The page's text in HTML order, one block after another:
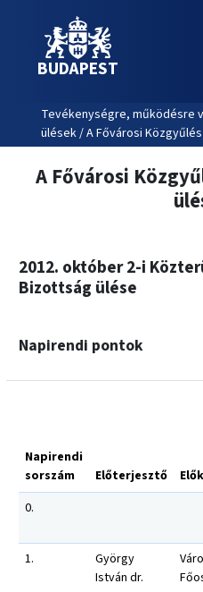
BUDAPEST
Tevékenységre, működésre
ülések / A Fővárosi
A Fővárosi
2012. október 2-i
Bizottság ülése
Napirendi pontok
Napirendi
sorszám
Előterjesztő
0.
1.
György
István dr.